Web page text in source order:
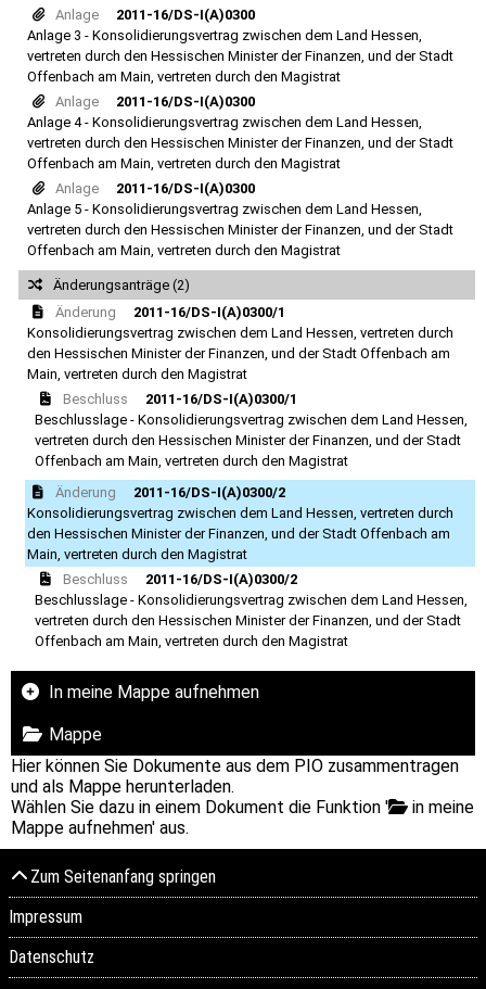
Anlage
2011-16/DS-I(A)0300
Anlage 3 - Konsolidierungsvertrag zwischen dem Land Hessen,
vertreten durch den Hessischen Minister der Finanzen, und der Stadt
Offenbach am Main, vertreten durch den Magistrat
Anlage
2011-16/DS-I(A)0300
Anlage 4 - Konsolidierungsvertrag zwischen dem Land Hessen,
vertreten durch den Hessischen Minister der Finanzen, und der Stadt
Offenbach am Main, vertreten durch den Magistrat
Anlage
2011-16/DS-I(A)0300
Anlage 5 - Konsolidierungsvertrag zwischen dem Land Hessen,
vertreten durch den Hessischen Minister der Finanzen, und der Stadt
Offenbach am Main, vertreten durch den Magistrat
Änderungsanträge (2)
Änderung
2011-16/DS-I(A)0300/1
Konsolidierungsvertrag zwischen dem Land Hessen, vertreten durch
den Hessischen Minister der Finanzen, und der Stadt Offenbach am
Main, vertreten durch den Magistrat
Beschluss
2011-16/DS-I(A)0300/1
Beschlusslage - Konsolidierungsvertrag zwischen dem Land Hessen,
vertreten durch den Hessischen Minister der Finanzen, und der Stadt
Offenbach am Main, vertreten durch den Magistrat
Änderung
2011-16/DS-I(A)0300/2
Konsolidierungsvertrag zwischen dem Land Hessen, vertreten durch
den Hessischen Minister der Finanzen, und der Stadt Offenbach am
Main, vertreten durch den Magistrat
Beschluss
2011-16/DS-I(A)0300/2
Beschlusslage - Konsolidierungsvertrag zwischen dem Land Hessen,
vertreten durch den Hessischen Minister der Finanzen, und der Stadt
Offenbach am Main, vertreten durch den Magistrat
In meine Mappe aufnehmen
Mappe
Hier können Sie Dokumente aus dem PIO zusammentragen
und als Mappe herunterladen.
Wählen Sie dazu in einem Dokument die Funktion '
in meine
Mappe aufnehmen' aus.
Zum Seitenanfang springen
Impressum
Datenschutz